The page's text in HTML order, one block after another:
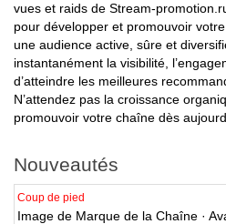
vues et raids de Stream-
pour développer et promouvoir
une audience active, sûre et
instantanément la visibilité,
d’atteindre les meilleures
N’attendez pas la croissance
promouvoir votre chaîne dès
Nouveautés
Coup de pied
Image de Marque de la Chaîne ·